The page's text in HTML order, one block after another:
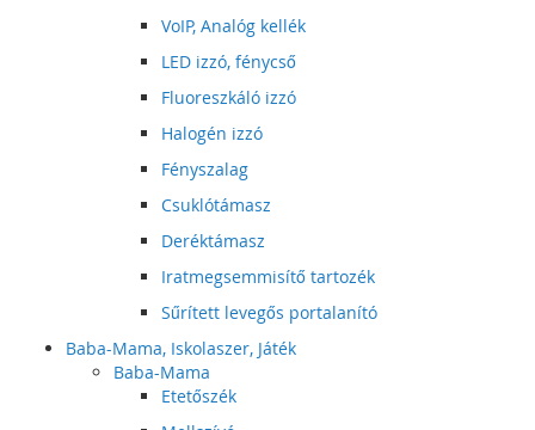
VoIP, Analóg kellék
LED izzó, fénycső
Fluoreszkáló izzó
Halogén izzó
Fényszalag
Csuklótámasz
Deréktámasz
Iratmegsemmisítő tartozék
Sűrített levegős portalanító
Baba-Mama, Iskolaszer, Játék
Baba-Mama
Etetőszék